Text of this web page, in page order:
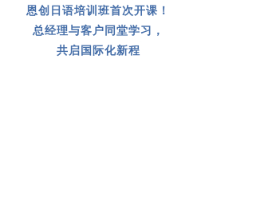
恩创日语培训班首次开课！
总经理与客户同堂学习，
共启国际化新程